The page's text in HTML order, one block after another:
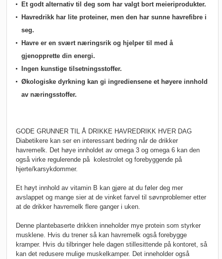
Et godt alternativ til deg som har valgt bort meieriprodukter.
Havredrikk har lite proteiner, men den har sunne havrefibre i
seg.
Havre er en svært næringsrik og hjelper til med å
gjenopprette din energi.
Ingen kunstige tilsetningsstoffer.
Økologiske dyrkning kan gi ingrediensene et høyere innhold
av næringsstoffer.
GODE GRUNNER TIL Å DRIKKE HAVREDRIKK HVER DAG
Diabetikere kan ser en interessant bedring når de drikker
havremelk. Det høye innholdet av omega 3 og omega 6 kan den
også virke regulerende på kolestrolet og forebyggende på
hjerte/karsykdommer.
Et høyt innhold av vitamin B kan gjøre at du føler deg mer
avslappet og mange sier at de vinket farvel til søvnproblemer etter
at de drikker havremelk flere ganger i uken.
Denne plantebaserte drikken inneholder mye protein som styrker
musklene. Hvis du trener så kan havremelk også forebygge
kramper. Hvis du tilbringer hele dagen stillesittende på kontoret, så
kan det redusere mulige muskelkamper. Det inneholder også